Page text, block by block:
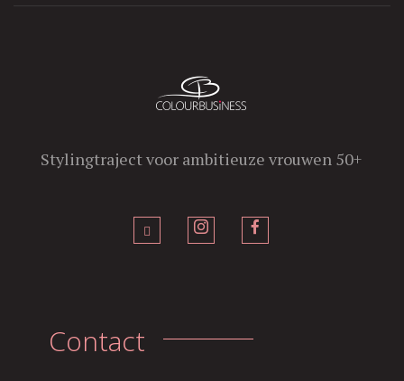
Stylingtraject voor ambitieuze vrouwen 50+
Contact